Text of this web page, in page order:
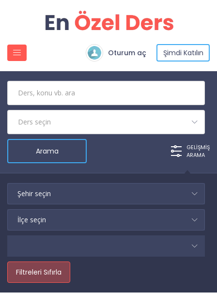
Oturum aç Şimdi Katılın
GELIŞMIŞ
ARAMA
Filtreleri Sıfırla